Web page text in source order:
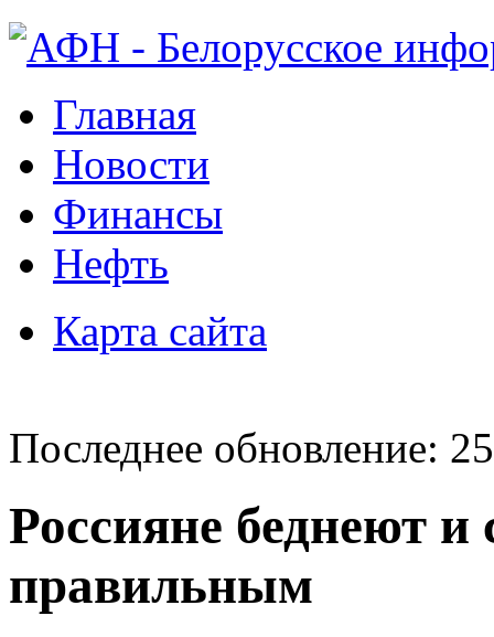
Главная
Новости
Финансы
Нефть
Карта сайта
Последнее обновление:
Россияне беднеют и
правильным